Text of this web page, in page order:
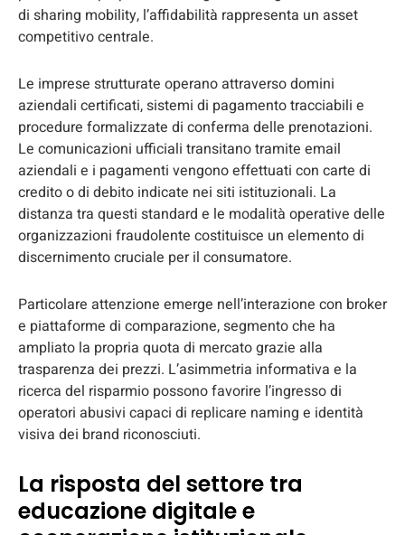
di sharing mobility, l’affidabilità rappresenta un asset
competitivo centrale.
Le imprese strutturate operano attraverso domini
aziendali certificati, sistemi di pagamento tracciabili e
procedure formalizzate di conferma delle prenotazioni.
Le comunicazioni ufficiali transitano tramite email
aziendali e i pagamenti vengono effettuati con carte di
credito o di debito indicate nei siti istituzionali. La
distanza tra questi standard e le modalità operative delle
organizzazioni fraudolente costituisce un elemento di
discernimento cruciale per il consumatore.
Particolare attenzione emerge nell’interazione con broker
e piattaforme di comparazione, segmento che ha
ampliato la propria quota di mercato grazie alla
trasparenza dei prezzi. L’asimmetria informativa e la
ricerca del risparmio possono favorire l’ingresso di
operatori abusivi capaci di replicare naming e identità
visiva dei brand riconosciuti.
La risposta del settore tra
educazione digitale e